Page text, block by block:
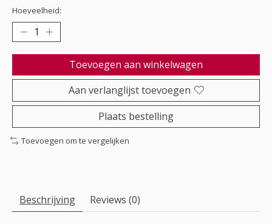
Hoeveelheid:
Toevoegen aan winkelwagen
Aan verlanglijst toevoegen
Plaats bestelling
Toevoegen om te vergelijken
Beschrijving Reviews (0)